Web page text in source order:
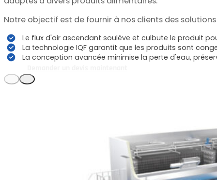
Notre objectif est de fournir à nos clients des
Le flux d'air ascendant soulève et culbute le produit
La technologie IQF garantit que les produits sont
La conception avancée minimise la perte d'eau,